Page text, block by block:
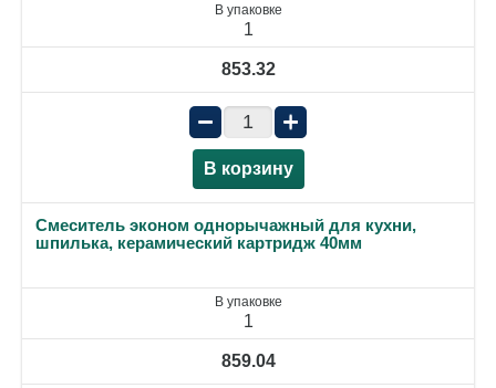
В упаковке
1
853.32
− +
В корзину
Смеситель эконом однорычажный для кухни,
шпилька, керамический картридж 40мм
В упаковке
1
859.04